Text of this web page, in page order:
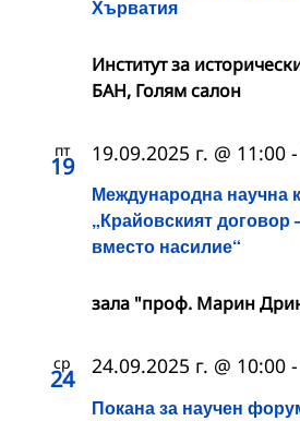
Хърватия
Институт за
БАН, Голям салон
пт
19
Международна научна
„Крайовският
вместо насилие“
19.09.2025 г. @ 11:00 -
зала "проф. Марин
ср
24
Покана за научен
24.09.2025 г. @ 10:00 -